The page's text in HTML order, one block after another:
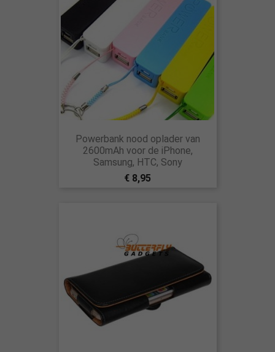
Powerbank nood oplader van
2600mAh voor de iPhone,
Samsung, HTC, Sony
€ 8,95